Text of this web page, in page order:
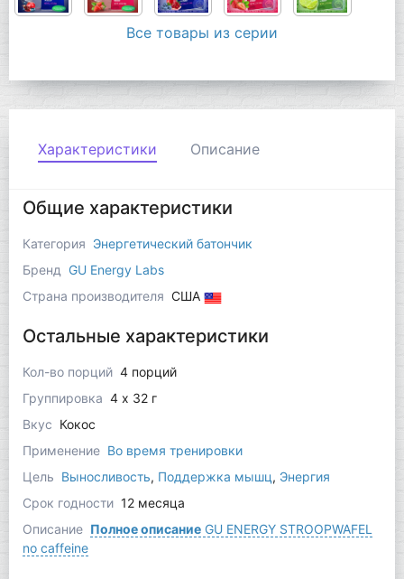
Все товары из серии
Характеристики Описание
Общие характеристики
Категория Энергетический батончик
Бренд GU Energy Labs
Страна производителя США
Остальные характеристики
Кол-во порций 4 порций
Группировка 4 x 32 г
Вкус Кокос
Применение Во время тренировки
Цель Выносливость, Поддержка мышц, Энергия
Срок годности 12 месяца
Описание Полное описаниеGU ENERGY STROOPWAFEL
no caffeine